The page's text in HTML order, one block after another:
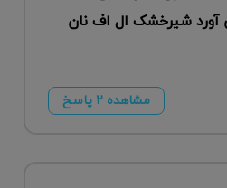
آورد شیرخشک ال اف نان
مشاهده ۲ پاسخ